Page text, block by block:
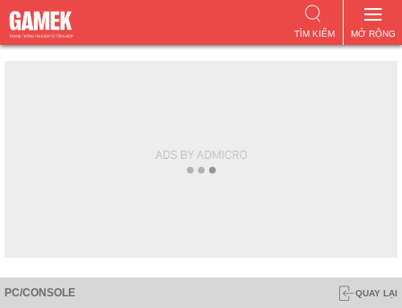
MỞ RỘNG
TÌM KIẾM
PC/CONSOLE QUAY LẠI